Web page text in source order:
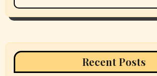
Recent Posts